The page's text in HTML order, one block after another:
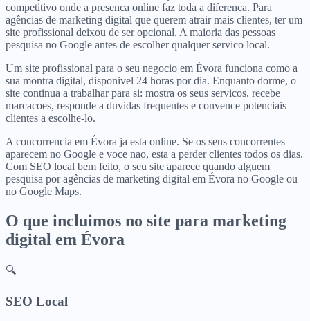
competitivo onde a presenca online faz toda a diferenca. Para
agências de marketing digital que querem atrair mais clientes, ter um
site profissional deixou de ser opcional. A maioria das pessoas
pesquisa no Google antes de escolher qualquer servico local.
Um site profissional para o seu negocio em Évora funciona como a
sua montra digital, disponivel 24 horas por dia. Enquanto dorme, o
site continua a trabalhar para si: mostra os seus servicos, recebe
marcacoes, responde a duvidas frequentes e convence potenciais
clientes a escolhe-lo.
A concorrencia em Évora ja esta online. Se os seus concorrentes
aparecem no Google e voce nao, esta a perder clientes todos os dias.
Com SEO local bem feito, o seu site aparece quando alguem
pesquisa por agências de marketing digital em Évora no Google ou
no Google Maps.
O que incluimos no site para marketing
digital em Évora
🔍
SEO Local